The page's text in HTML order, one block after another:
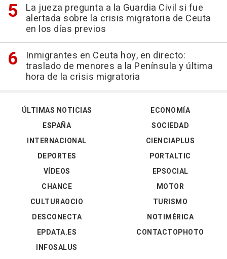
La jueza pregunta a la Guardia Civil si fue
alertada sobre la crisis migratoria de Ceuta
en los días previos
Inmigrantes en Ceuta hoy, en directo:
traslado de menores a la Península y última
hora de la crisis migratoria
ÚLTIMAS NOTICIAS
ESPAÑA
INTERNACIONAL
DEPORTES
VÍDEOS
ECONOMÍA
SOCIEDAD
CIENCIAPLUS
PORTALTIC
EPSOCIAL
CHANCE
CULTURAOCIO
DESCONECTA
EPDATA.ES
INFOSALUS
MOTOR
TURISMO
NOTIMÉRICA
CONTACTOPHOTO